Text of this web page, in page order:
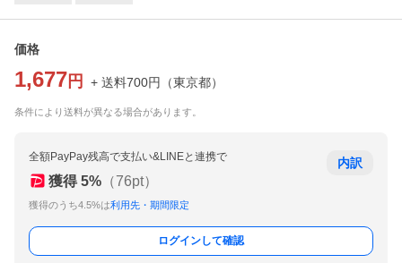
価格
1,677 円 + 送料700円 （東京都）
条件により送料が異なる場合があります。
全額PayPay残高で支払い&LINEと連携で
獲得 5% （76pt）
獲得のうち4.5%は利用先・期間限定
内訳
ログインして確認